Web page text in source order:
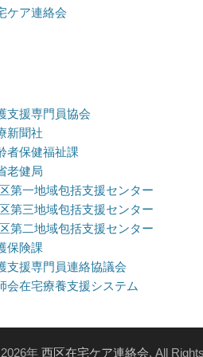
ケア連絡会
支援専門員協会
新聞社
者保健福祉課
老健局
第一地域包括支援センター
第三地域包括支援センター
第二地域包括支援センター
保険課
支援専門員連絡協議会
会在宅療養支援システム
年 西区在宅ケア連絡会. All